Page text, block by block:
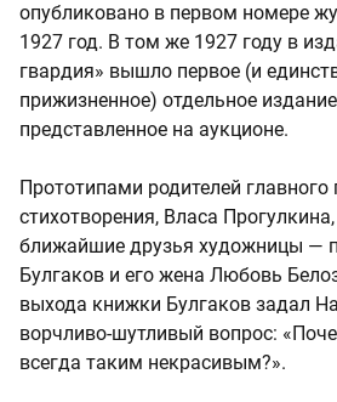
опубликовано в первом номере
1927 год. В том же 1927 году в
гвардия» вышло первое (и
прижизненное) отдельное
представленное на аукционе.
Прототипами родителей главного
стихотворения, Власа
ближайшие друзья художницы —
Булгаков и его жена Любовь
выхода книжки Булгаков задал
ворчливо-шутливый вопрос:
всегда таким некрасивым?».